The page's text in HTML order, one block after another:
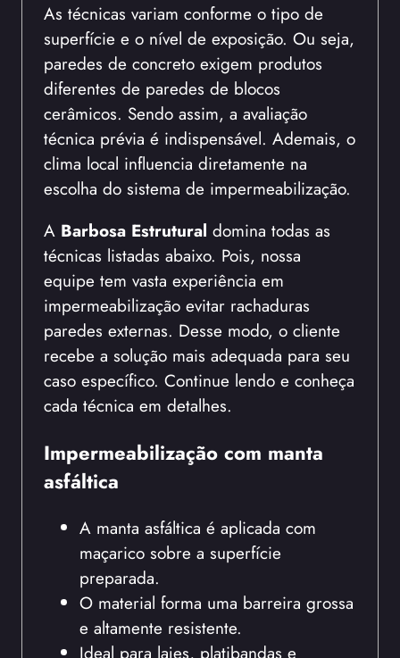
As técnicas variam conforme o tipo de
superfície e o nível de exposição. Ou seja,
paredes de concreto exigem produtos
diferentes de paredes de blocos
cerâmicos. Sendo assim, a avaliação
técnica prévia é indispensável. Ademais, o
clima local influencia diretamente na
escolha do sistema de impermeabilização.
A Barbosa Estrutural domina todas as
técnicas listadas abaixo. Pois, nossa
equipe tem vasta experiência em
impermeabilização evitar rachaduras
paredes externas. Desse modo, o cliente
recebe a solução mais adequada para seu
caso específico. Continue lendo e conheça
cada técnica em detalhes.
Impermeabilização com manta
asfáltica
A manta asfáltica é aplicada com
maçarico sobre a superfície
preparada.
O material forma uma barreira grossa
e altamente resistente.
Ideal para lajes, platibandas e